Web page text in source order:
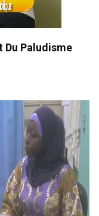
Du Paludisme